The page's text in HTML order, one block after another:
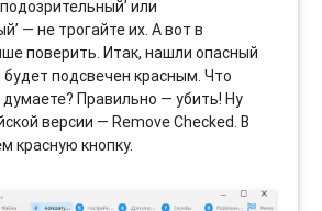
или
— не трогайте их. А вот в
поверить. Итак, нашли опасный
будет подсвечен красным. Что
Правильно — убить! Ну
версии — Remove Checked. В
красную кнопку.